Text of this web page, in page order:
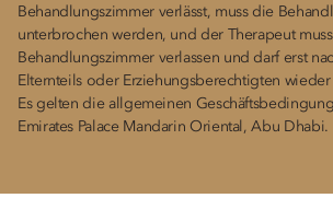
Behandlungszimmer verlässt, muss die
unterbrochen werden, und der Therapeut
Behandlungszimmer verlassen und darf erst
Elternteils oder Erziehungsberechtigten wieder
Es gelten die allgemeinen
Emirates Palace Mandarin Oriental, Abu Dhabi.